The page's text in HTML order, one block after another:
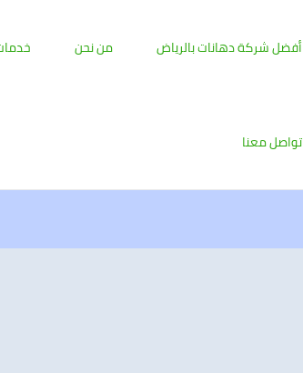
أفضل شركة دهانات بالرياض من نحن
تواصل معنا